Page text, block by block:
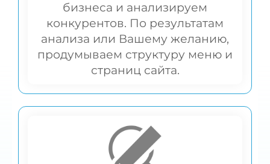
бизнеса и анализируем
конкурентов. По результатам
анализа или Вашему желанию,
продумываем структуру меню и
страниц сайта.